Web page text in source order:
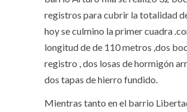
registros para cubrir la totalidad
hoy se culmino la primer cuadra
longitud de de 110 metros ,dos
registro , dos losas de hormigón
dos tapas de hierro fundido.
Mientras tanto en el barrio